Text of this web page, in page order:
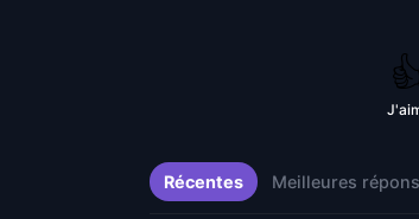
Récentes Meilleures